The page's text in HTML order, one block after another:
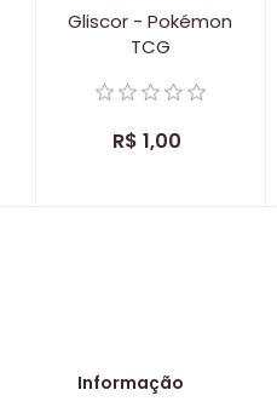
Gliscor - Pokémon
TCG
R$ 1,00
Informação